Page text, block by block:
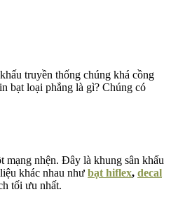
truyền thống chúng khá cồng
bạt loại phẳng là gì? Chúng có
mạng nhện. Đây là khung sân khấu
khác nhau như bạt hiflex, decal
tối ưu nhất.